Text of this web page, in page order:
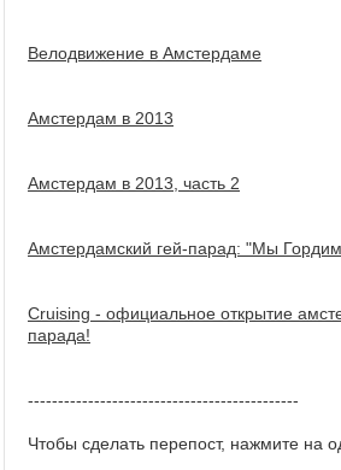
Велодвижение в Амстердаме
Амстердам в 2013
Амстердам в 2013, часть 2
Амстердамский гей-парад: "Мы
Cruising - официальное открытие
парада!
---------------------------------------------
Чтобы сделать перепост, нажмите на